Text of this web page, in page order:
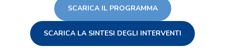
SCARICA IL PROGRAMMA
SCARICA LA SINTESI DEGLI INTERVENTI